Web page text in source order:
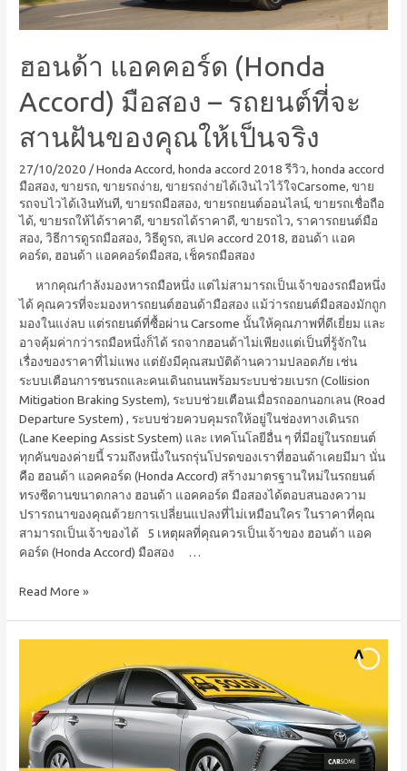
ฮอนด้า แอคคอร์ด (Honda
Accord) มือสอง – รถยนต์ที่จะ
สานฝันของคุณให้เป็นจริง
27/10/2020 /Honda Accord,honda accord 2018 รีวิว,honda accord
มือสอง,ขายรถ,ขายรถง่าย,ขายรถง่ายได้เงินไวไว้ใจCarsome,ขาย
รถจบไวได้เงินทันที,ขายรถมือสอง,ขายรถยนต์ออนไลน์,ขายรถเชื่อถือ
ได้,ขายรถให้ได้ราคาดี,ขายรถได้ราคาดี,ขายรถไว,ราคารถยนต์มือ
สอง,วิธีการดูรถมือสอง,วิธีดูรถ, สเปค accord 2018, ฮอนด้า แอค
คอร์ด, ฮอนด้า แอคคอร์ดมือสอ, เช็ครถมือสอง
หากคุณกำลังมองหารถมือหนึ่ง แต่ไม่สามารถเป็นเจ้าของรถมือหนึ่ง
ได้ คุณควรที่จะมองหารถยนต์ฮอนด้ามือสอง แม้ว่ารถยนต์มือสองมักถูก
มองในแง่ลบ แต่รถยนต์ที่ซื้อผ่าน Carsome นั้นให้คุณภาพที่ดีเยี่ยม และ
อาจคุ้มค่ากว่ารถมือหนึ่งก็ได้ รถจากฮอนด้าไม่เพียงแต่เป็นที่รู้จักใน
เรื่องของราคาที่ไม่แพง แต่ยังมีคุณสมบัติด้านความปลอดภัย เช่น
ระบบเตือนการชนรถและคนเดินถนนพร้อมระบบช่วยเบรก (Collision
Mitigation Braking System), ระบบช่วยเตือนเมื่อรถออกนอกเลน (Road
Departure System) , ระบบช่วยควบคุมรถให้อยู่ในช่องทางเดินรถ
(Lane Keeping Assist System) และ เทคโนโลยีอื่น ๆ ที่มีอยู่ในรถยนต์
ทุกคันของค่ายนี้ รวมถึงหนึ่งในรถรุ่นโปรดของเราที่ฮอนด้าเคยมีมา นั่น
คือ ฮอนด้า แอคคอร์ด (Honda Accord) สร้างมาตรฐานใหม่ในรถยนต์
ทรงซีดานขนาดกลาง ฮอนด้า แอคคอร์ด มือสองได้ตอบสนองความ
ปรารถนาของคุณด้วยการเปลี่ยนแปลงที่ไม่เหมือนใคร ในราคาที่คุณ
สามารถเป็นเจ้าของได้ 5 เหตุผลที่คุณควรเป็นเจ้าของ ฮอนด้า แอค
คอร์ด (Honda Accord) มือสอง …
Read More »